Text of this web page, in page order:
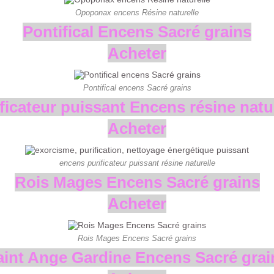
Opoponax encens Résine naturelle
Pontifical Encens Sacré grains
Acheter
Pontifical encens Sacré grains
puissant Encens résine
Acheter
encens purificateur puissant résine naturelle
Rois Mages Encens Sacré grains
Acheter
Rois Mages Encens Sacré grains
Ange Gardine Encens Sacré